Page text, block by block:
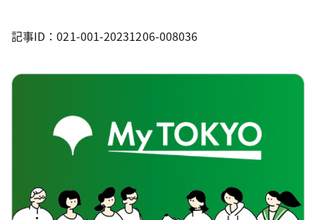
記事ID：021-001-20231206-008036